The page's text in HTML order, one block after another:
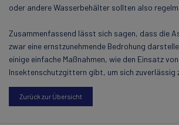
Zurück zur Übersicht
oder andere Wasserbehälter sollten also
Zusammenfassend lässt sich sagen, dass die
zwar eine ernstzunehmende Bedrohung
einige einfache Maßnahmen, wie den Einsatz von
Insektenschutzgittern gibt, um sich zuverlässig